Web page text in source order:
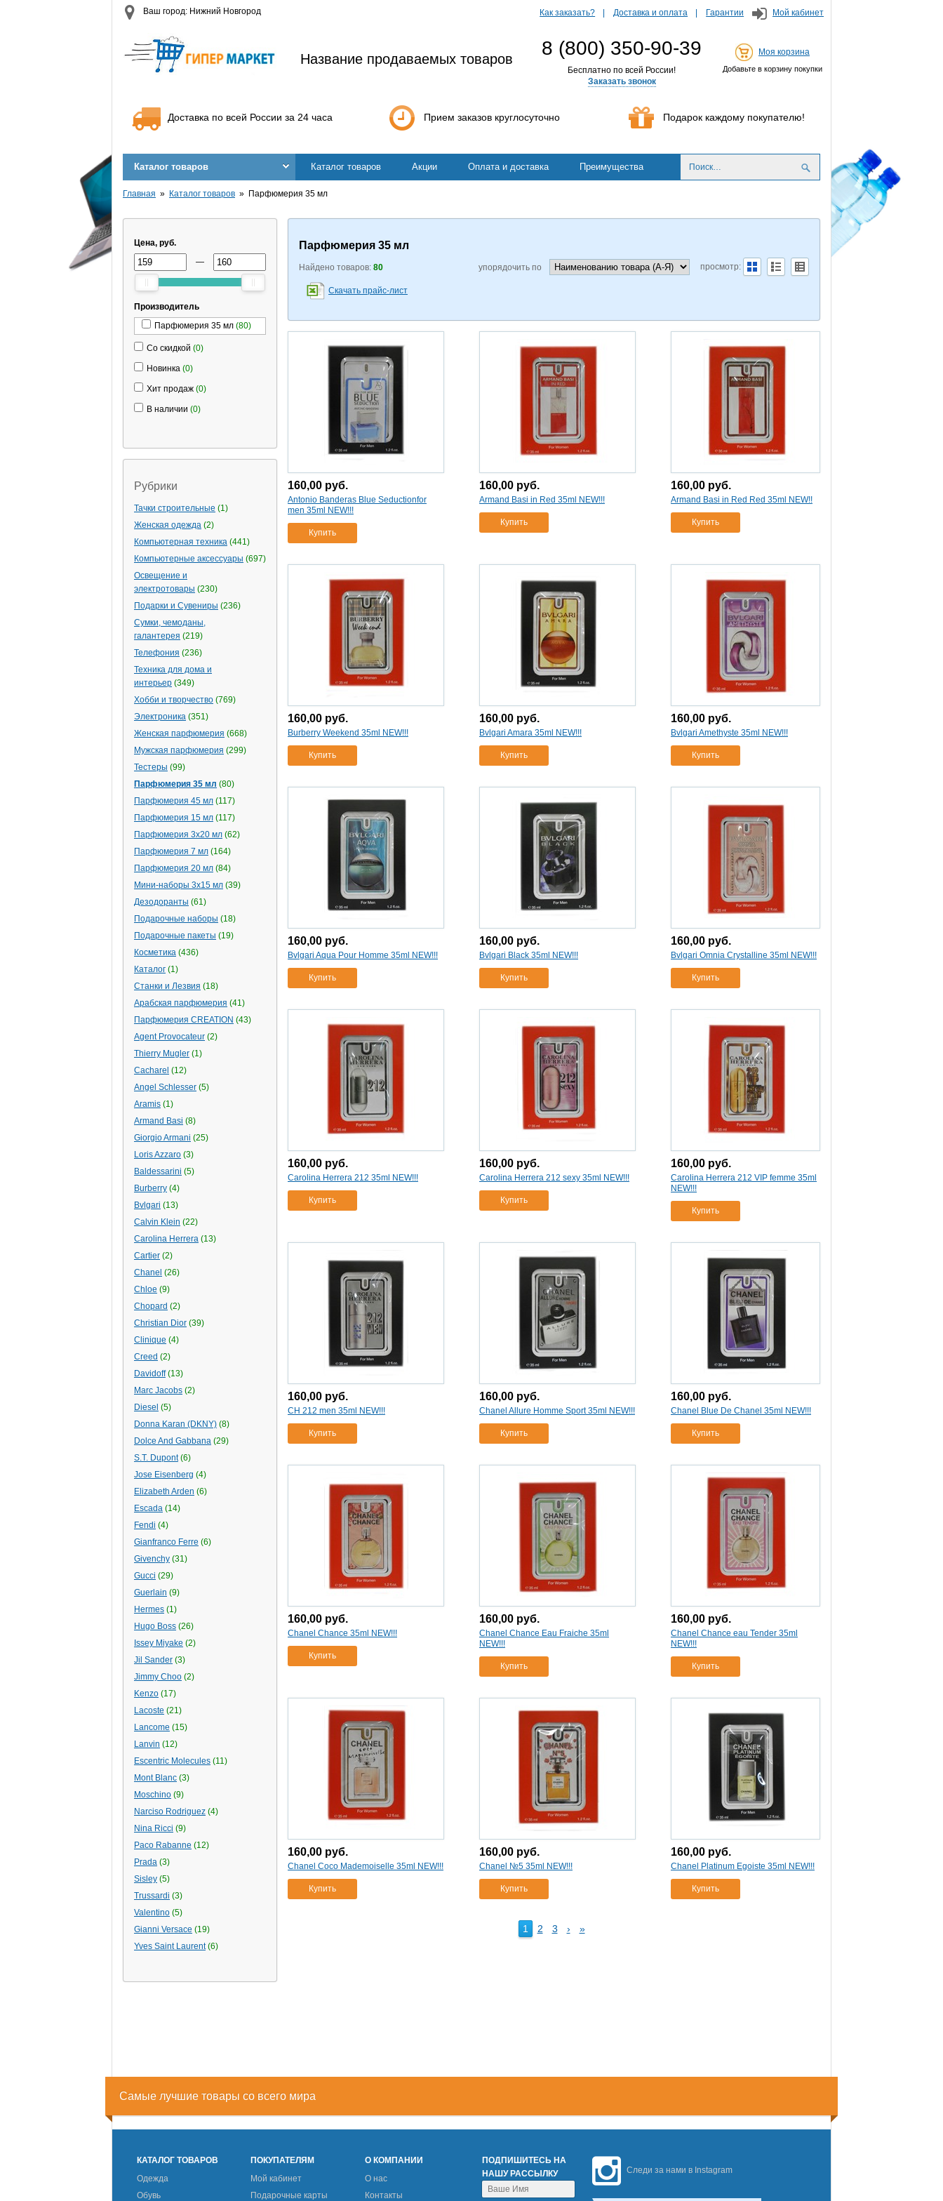
Ваш город: Нижний Новгород Как заказать? Доставка и оплата Гарантии Мой кабинет
Название продаваемых товаров 8 (800) 350-90-39
Бесплатно по всей России!
Заказать звонок
Моя корзина
Добавьте в корзину покупки
Доставка по всей России за 24 часа Прием заказов круглосуточно Подарок каждому покупателю!
Каталог товаров Каталог товаров Акции Оплата и доставка Преимущества
Главная Каталог товаров Парфюмерия 35 мл
Цена, руб.
—
Производитель
Парфюмерия 35 мл (80)
Со скидкой (0)
Новинка (0)
Хит продаж (0)
В наличии (0)
Рубрики
Тачки строительные (1)
Женская одежда (2)
Компьютерная техника (441)
Компьютерные аксессуары (697)
Освещение и
электротовары (230)
Подарки и Сувениры (236)
Сумки, чемоданы,
галантерея (219)
Телефония (236)
Техника для дома и
интерьер (349)
Хобби и творчество (769)
Электроника (351)
Женская парфюмерия (668)
Мужская парфюмерия (299)
Тестеры (99)
Парфюмерия 35 мл (80)
Парфюмерия 45 мл (117)
Парфюмерия 15 мл (117)
Парфюмерия 3х20 мл (62)
Парфюмерия 7 мл (164)
Парфюмерия 20 мл (84)
Мини-наборы 3х15 мл (39)
Дезодоранты (61)
Подарочные наборы (18)
Подарочные пакеты (19)
Косметика (436)
Каталог (1)
Станки и Лезвия (18)
Арабская парфюмерия (41)
Парфюмерия CREATION (43)
Agent Provocateur (2)
Thierry Mugler (1)
Cacharel (12)
Angel Schlesser (5)
Aramis (1)
Armand Basi (8)
Giorgio Armani (25)
Loris Azzaro (3)
Baldessarini (5)
Burberry (4)
Bvlgari (13)
Calvin Klein (22)
Carolina Herrera (13)
Cartier (2)
Chanel (26)
Chloe (9)
Chopard (2)
Christian Dior (39)
Clinique (4)
Creed (2)
Davidoff (13)
Marc Jacobs (2)
Diesel (5)
Donna Karan (DKNY) (8)
Dolce And Gabbana (29)
S.T. Dupont (6)
Jose Eisenberg (4)
Elizabeth Arden (6)
Escada (14)
Fendi (4)
Gianfranco Ferre (6)
Givenchy (31)
Gucci (29)
Guerlain (9)
Hermes (1)
Hugo Boss (26)
Issey Miyake (2)
Jil Sander (3)
Jimmy Choo (2)
Kenzo (17)
Lacoste (21)
Lancome (15)
Lanvin (12)
Escentric Molecules (11)
Mont Blanc (3)
Moschino (9)
Narciso Rodriguez (4)
Nina Ricci (9)
Paco Rabanne (12)
Prada (3)
Sisley (5)
Trussardi (3)
Valentino (5)
Gianni Versace (19)
Yves Saint Laurent (6)
Парфюмерия 35 мл
Найдено товаров: 80 упорядочить по просмотр:
Скачать прайс-лист
160,00 руб.
Antonio Banderas Blue Seductionfor
men 35ml NEW!!!
Купить
160,00 руб.
Armand Basi in Red 35ml NEW!!!
Купить
160,00 руб.
Armand Basi in Red Red 35ml NEW!!
Купить
160,00 руб.
Burberry Weekend 35ml NEW!!!
Купить
160,00 руб.
Bvlgari Amara 35ml NEW!!!
Купить
160,00 руб.
Bvlgari Amethyste 35ml NEW!!!
Купить
160,00 руб.
Bvlgari Aqua Pour Homme 35ml NEW!!!
Купить
160,00 руб.
Bvlgari Black 35ml NEW!!!
Купить
160,00 руб.
Bvlgari Omnia Crystalline 35ml NEW!!!
Купить
160,00 руб.
Carolina Herrera 212 35ml NEW!!!
Купить
160,00 руб.
Carolina Herrera 212 sexy 35ml NEW!!!
Купить
160,00 руб.
Carolina Herrera 212 VIP femme 35ml
NEW!!!
Купить
160,00 руб.
CH 212 men 35ml NEW!!!
Купить
160,00 руб.
Chanel Allure Homme Sport 35ml NEW!!!
Купить
160,00 руб.
Chanel Blue De Chanel 35ml NEW!!!
Купить
160,00 руб.
Chanel Chance 35ml NEW!!!
Купить
160,00 руб.
Chanel Chance Eau Fraiche 35ml
NEW!!!
Купить
160,00 руб.
Chanel Chance eau Tender 35ml
NEW!!!
Купить
160,00 руб.
Chanel Coco Mademoiselle 35ml NEW!!!
Купить
160,00 руб.
Chanel №5 35ml NEW!!!
Купить
160,00 руб.
Chanel Platinum Egoiste 35ml NEW!!!
Купить
1 2 3 › »
Самые лучшие товары со всего мира
КАТАЛОГ ТОВАРОВ
Одежда
Обувь
ПОКУПАТЕЛЯМ
Мой кабинет
Подарочные карты
О КОМПАНИИ
О нас
Контакты
ПОДПИШИТЕСЬ НА
НАШУ РАССЫЛКУ
Следи за нами в Instagram